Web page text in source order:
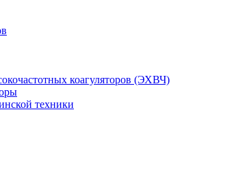
коагуляторов (ЭХВЧ)
техники